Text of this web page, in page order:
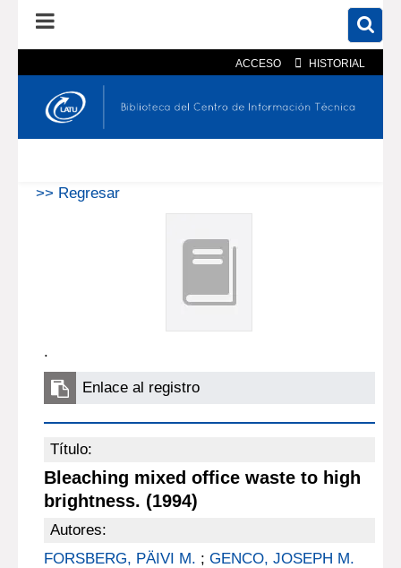
ACCESO HISTORIAL
En el catálogo En el sitio
>> Regresar
.
Enlace al registro
Título:
Bleaching mixed office waste to high
brightness. (1994)
Autores:
FORSBERG, PÄIVI M. ; GENCO, JOSEPH M.